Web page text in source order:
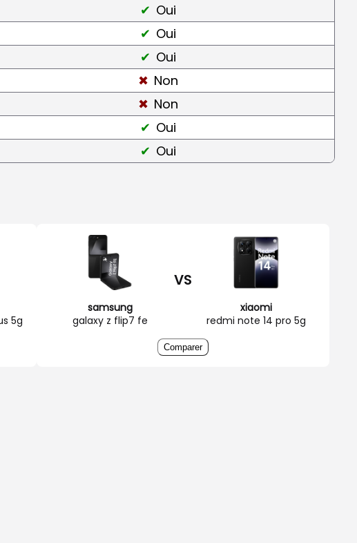
Oui
Oui
Oui
Non
Non
Oui
Oui
5g
samsung
galaxy z flip7 fe
VS
xiaomi
redmi note 14 pro 5g
Comparer